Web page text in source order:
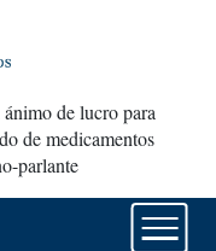
de lucro para
de medicamentos
parlante